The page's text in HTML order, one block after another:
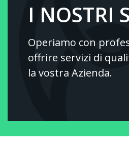
I NOSTRI
Operiamo con
offrire servizi di
la vostra Azienda.